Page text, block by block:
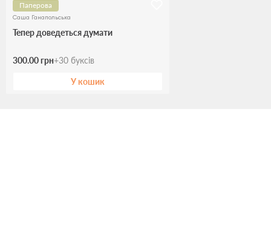
Паперова
Саша Ганапольська
Тепер доведеться думати
300.00 грн+30 буксів
У кошик